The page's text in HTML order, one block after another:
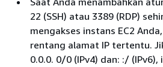
22 (SSH) atau 3389 (RDP)
mengakses instans EC2
rentang alamat IP tertentu.
0.0.0. 0/0 (IPv4) dan: :/